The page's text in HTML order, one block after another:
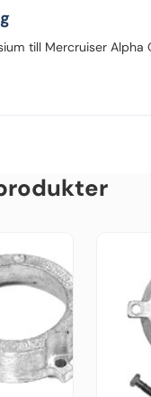
till Mercruiser Alpha